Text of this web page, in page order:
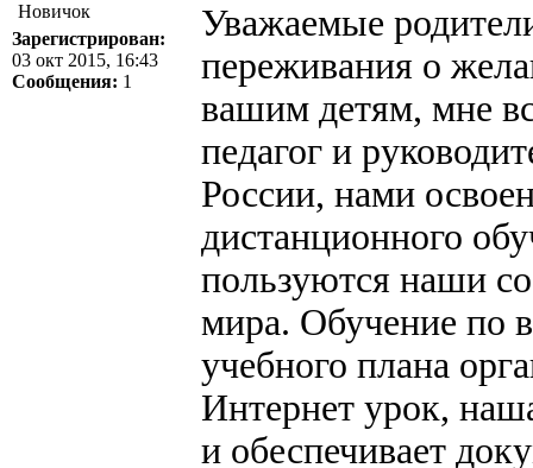
Новичок
Зарегистрирован:
03 окт 2015, 16:43
Сообщения: 1
Уважаемые
переживания о
вашим детям, мне
педагог и
России, нами
дистанционного
пользуются наши
мира. Обучение по
учебного плана
Интернет урок,
и обеспечивает